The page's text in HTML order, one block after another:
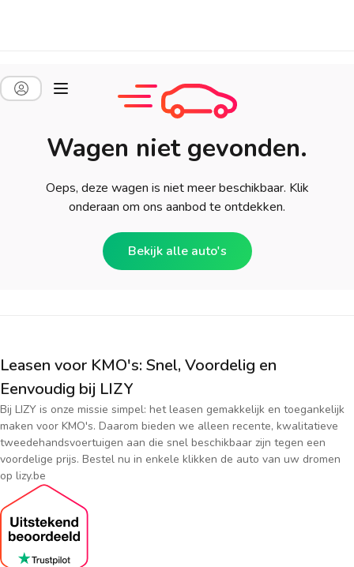
Wagen niet gevonden.
Oeps, deze wagen is niet meer beschikbaar. Klik
onderaan om ons aanbod te ontdekken.
Bekijk alle auto's
Leasen voor KMO's: Snel, Voordelig en
Eenvoudig bij LIZY
Bij LIZY is onze missie simpel: het leasen gemakkelijk en toegankelijk
maken voor KMO's. Daarom bieden we alleen recente, kwalitatieve
tweedehandsvoertuigen aan die snel beschikbaar zijn tegen een
voordelige prijs. Bestel nu in enkele klikken de auto van uw dromen
op lizy.be